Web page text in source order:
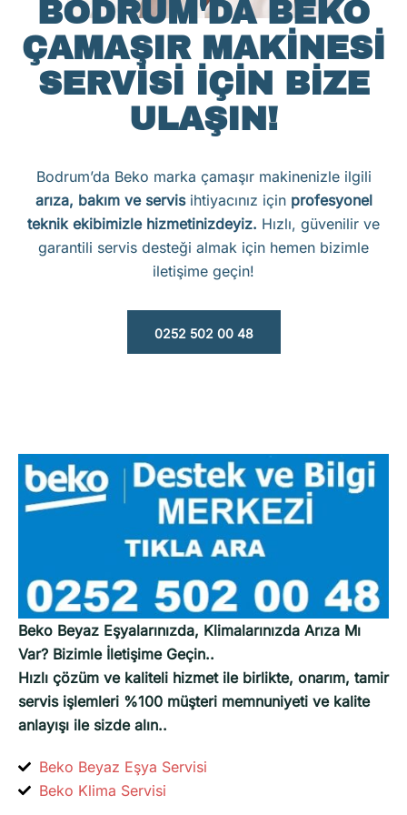
BODRUM'DA BEKO
ÇAMAŞIR MAKINESI
SERVISI İÇIN BIZE
ULAŞIN!
Bodrum’da Beko marka çamaşır makinenizle ilgili
arıza, bakım ve servisihtiyacınız için profesyonel
teknik ekibimizle hizmetinizdeyiz. Hızlı, güvenilir ve
garantili servis desteği almak için hemen bizimle
iletişime geçin!
0252 502 00 48
Beko Beyaz Eşyalarınızda, Klimalarınızda Arıza Mı
Var? Bizimle İletişime Geçin..
Hızlı çözüm ve kaliteli hizmet ile birlikte, onarım, tamir
servis işlemleri %100 müşteri memnuniyeti ve kalite
anlayışı ile sizde alın..
Beko Beyaz Eşya Servisi
Beko Klima Servisi